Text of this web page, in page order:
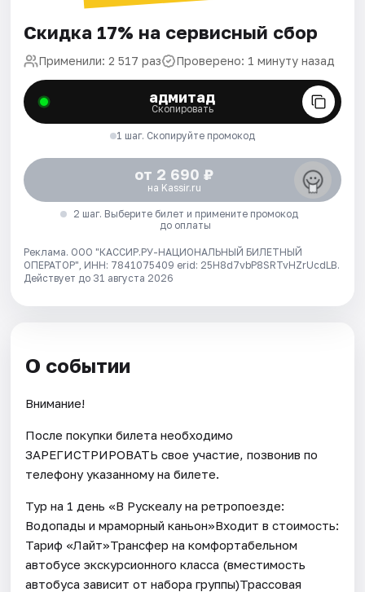
Скидка 17% на сервисный сбор
Применили: 2 517 раз Проверено: 1 минуту назад
адмитад
Скопировать
1 шаг. Скопируйте промокод
от 2 690 ₽
на Kassir.ru
2 шаг. Выберите билет и примените промокод
до оплаты
Реклама. ООО "КАССИР.РУ-НАЦИОНАЛЬНЫЙ БИЛЕТНЫЙ
ОПЕРАТОР", ИНН: 7841075409 erid: 25H8d7vbP8SRTvHZrUcdLB.
Действует до 31 августа 2026
О событии
Внимание!
После покупки билета необходимо
ЗАРЕГИСТРИРОВАТЬ свое участие, позвонив по
телефону указанному на билете.
Тур на 1 день «В Рускеалу на ретропоезде:
Водопады и мраморный каньон»Входит в стоимость:
Тариф «Лайт»Трансфер на комфортабельном
автобусе экскурсионного класса (вместимость
автобуса зависит от набора группы)Трассовая